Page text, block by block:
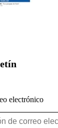
electrónico